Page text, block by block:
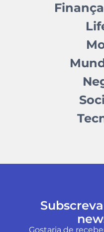
Gostaria de